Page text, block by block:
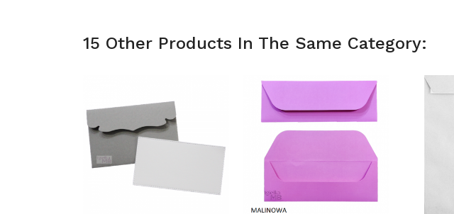
15 Other Products In The Same Category: